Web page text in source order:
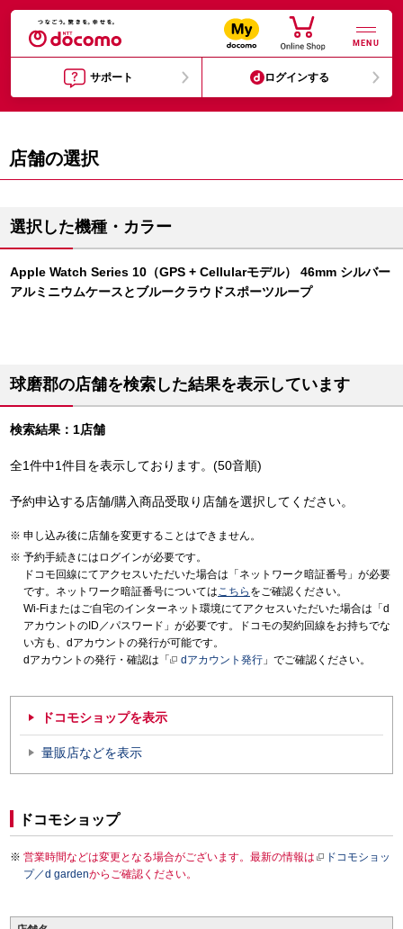
MENU
サポート ログインする
店舗の選択
選択した機種・カラー
Apple Watch Series 10（GPS + Cellularモデル） 46mm シルバー
アルミニウムケースとブルークラウドスポーツループ
球磨郡の店舗を検索した結果を表示しています
検索結果：1店舗
全1件中1件目を表示しております。(50音順)
予約申込する店舗/購入商品受取り店舗を選択してください。
申し込み後に店舗を変更することはできません。
予約手続きにはログインが必要です。
ドコモ回線にてアクセスいただいた場合は「ネットワーク暗証番号」が必要
です。ネットワーク暗証番号についてはこちら をご確認ください。
Wi-Fiまたはご自宅のインターネット環境にてアクセスいただいた場合は「d
アカウントのID／パスワード」が必要です。ドコモの契約回線をお持ちでな
い方も、dアカウントの発行が可能です。
dアカウントの発行・確認は「
dアカウント発行 」でご確認ください。
ドコモショップを表示
量販店などを表示
ドコモショップ
営業時間などは変更となる場合がございます。最新の情報は
ドコモショッ
プ／d gardenからご確認ください。